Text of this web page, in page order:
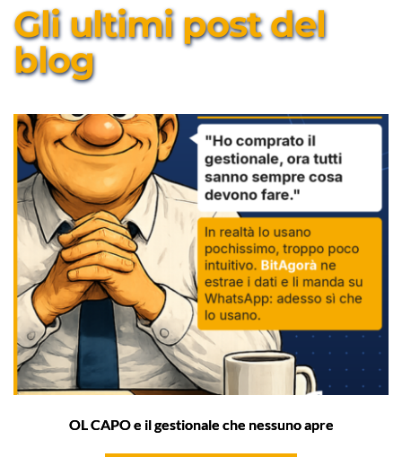
Gli ultimi post del
blog
OL CAPO e il gestionale che nessuno apre